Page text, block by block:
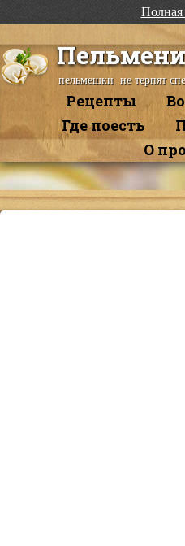
Полная
пельмешки не терпят
Рецепты
Где поесть
О